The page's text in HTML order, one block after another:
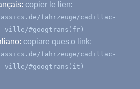
copier le lien:
fahrzeuge/cadillac-
ville/#googtrans(fr)
copiare questo link:
fahrzeuge/cadillac-
ville/#googtrans(it)